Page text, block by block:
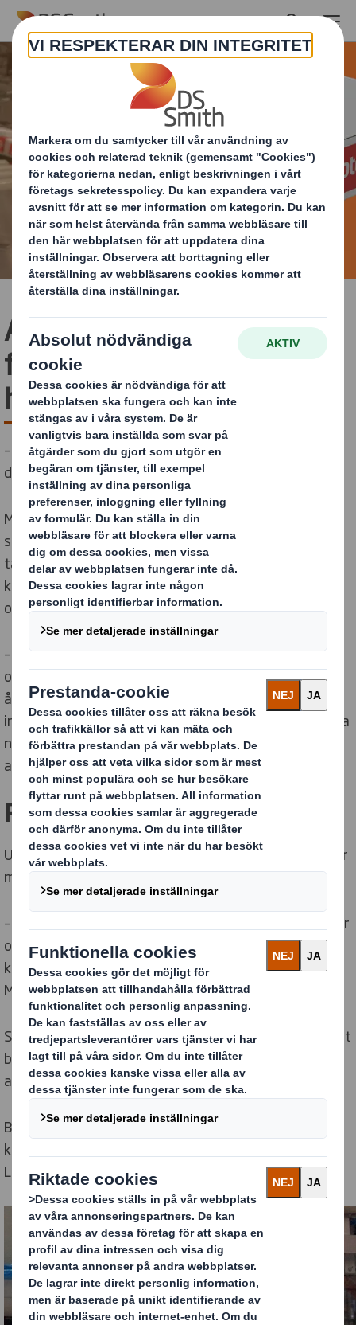
Skip to main content
Apotea vill att alla
försöker bli bäst på
hållbarhet
– Vi hoppas på stenhård konkurrens. Ju fler som lyckas
desto bättre för planeten.
Miljöambitionerna kommer snabbt på tapeten i vårt
samtal med vd Pär Svärdson. Kanske lite oväntat, med
tanke på den enorma utvecklingen inom Apotea. Här
kunde det vara läge för lite skryt om entreprenörskap
och smarta upplägg. Men den biten är snabbt avklarad.
– Lusten att starta och driva företag kommer från far
och farfar. Mitt första aktiebolag drog jag igång i 16-
årsåldern, med målet att det skulle bli nåt fantastiskt
inom värdepapper. Det blev det inte. Så bolaget fick vila
några år, men väcktes till liv när jag hittade spännande
affärsmöjligheter – på nåt man kallade Internet.
Pionjärer
Upptäckten resulterade i Adlibris – bokhandeln som var
med och bröt mark för dagens nätbutiker.
– Då krävdes det en del jobb för att övertyga människor
om att internet var en plats i rymden, där man faktiskt
kunde handla böcker. Förutsatt att man hade en dator.
Men kunskapen landade. Adlibris växte och blev stort.
Så småningom såldes företaget, men ägarna hade fått
blodad tand. Och den här gången var pionjäruppdraget
att lära folk köpa apoteksvaror på nätet.
Branschen hade just omreglerats så att flera aktörer
kunde vara med, förutsatt att man levde upp till
Läkemedelsverkets krav.